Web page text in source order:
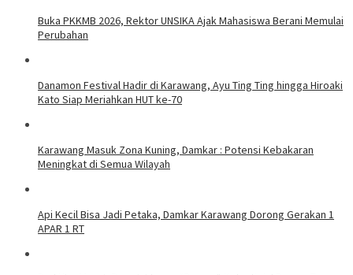
Buka PKKMB 2026, Rektor UNSIKA Ajak Mahasiswa Berani Memulai
Perubahan
Danamon Festival Hadir di Karawang, Ayu Ting Ting hingga Hiroaki
Kato Siap Meriahkan HUT ke-70
Karawang Masuk Zona Kuning, Damkar : Potensi Kebakaran
Meningkat di Semua Wilayah
Api Kecil Bisa Jadi Petaka, Damkar Karawang Dorong Gerakan 1
APAR 1 RT